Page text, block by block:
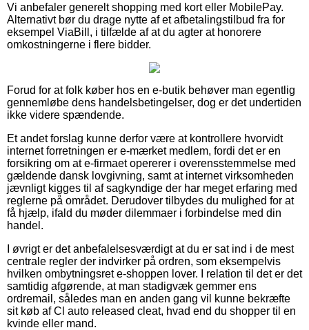
Vi anbefaler generelt shopping med kort eller MobilePay.
Alternativt bør du drage nytte af et afbetalingstilbud fra for
eksempel ViaBill, i tilfælde af at du agter at honorere
omkostningerne i flere bidder.
Forud for at folk køber hos en e-butik behøver man egentlig
gennemløbe dens handelsbetingelser, dog er det undertiden
ikke videre spændende.
Et andet forslag kunne derfor være at kontrollere hvorvidt
internet forretningen er e-mærket medlem, fordi det er en
forsikring om at e-firmaet opererer i overensstemmelse med
gældende dansk lovgivning, samt at internet virksomheden
jævnligt kigges til af sagkyndige der har meget erfaring med
reglerne på området. Derudover tilbydes du mulighed for at
få hjælp, ifald du møder dilemmaer i forbindelse med din
handel.
I øvrigt er det anbefalelsesværdigt at du er sat ind i de mest
centrale regler der indvirker på ordren, som eksempelvis
hvilken ombytningsret e-shoppen lover. I relation til det er det
samtidig afgørende, at man stadigvæk gemmer ens
ordremail, således man en anden gang vil kunne bekræfte
sit køb af Cl auto released cleat, hvad end du shopper til en
kvinde eller mand.